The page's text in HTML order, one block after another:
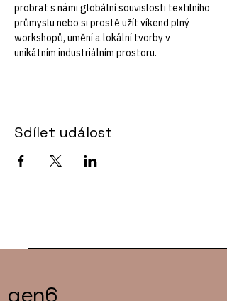
probrat s námi globální souvislosti textilního
průmyslu nebo si prostě užít víkend plný
workshopů, umění a lokální tvorby v
unikátním industriálním prostoru.
Sdílet událost
gen6